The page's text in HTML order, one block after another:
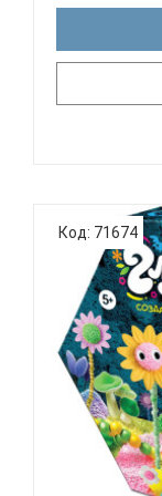
CandyMO:
легкого
парочку
на
Код: 71674